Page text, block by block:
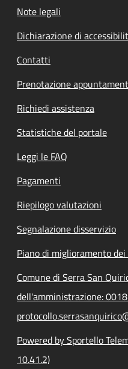
Note legali
Dichiarazione di
Contatti
Prenotazione
Richiedi assistenza
Statistiche del portale
Leggi le FAQ
Pagamenti
Riepilogo valutazioni
Segnalazione disservizio
Piano di miglioramento
Comune di Serra San
dell'amministrazione:
Powered by Sportello
10.41.2)